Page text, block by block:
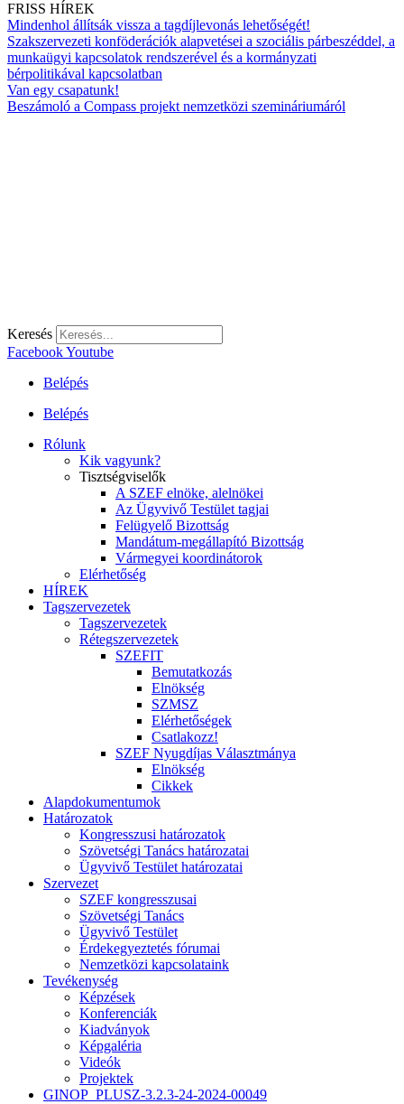
FRISS HÍREK
Mindenhol állítsák vissza a tagdíjlevonás lehetőségét!
Szakszervezeti konföderációk alapvetései a szociális párbeszéddel, a
munkaügyi kapcsolatok rendszerével és a kormányzati
bérpolitikával kapcsolatban
Van egy csapatunk!
Beszámoló a Compass projekt nemzetközi szemináriumáról
Keresés
FacebookYoutube
Belépés
Belépés
Rólunk
Kik vagyunk?
Tisztségviselők
A SZEF elnöke, alelnökei
Az Ügyvivő Testület tagjai
Felügyelő Bizottság
Mandátum-megállapító Bizottság
Vármegyei koordinátorok
Elérhetőség
HÍREK
Tagszervezetek
Tagszervezetek
Rétegszervezetek
SZEFIT
Bemutatkozás
Elnökség
SZMSZ
Elérhetőségek
Csatlakozz!
SZEF Nyugdíjas Választmánya
Elnökség
Cikkek
Alapdokumentumok
Határozatok
Kongresszusi határozatok
Szövetségi Tanács határozatai
Ügyvivő Testület határozatai
Szervezet
SZEF kongresszusai
Szövetségi Tanács
Ügyvivő Testület
Érdekegyeztetés fórumai
Nemzetközi kapcsolataink
Tevékenység
Képzések
Konferenciák
Kiadványok
Képgaléria
Videók
Projektek
GINOP_PLUSZ-3.2.3-24-2024-00049